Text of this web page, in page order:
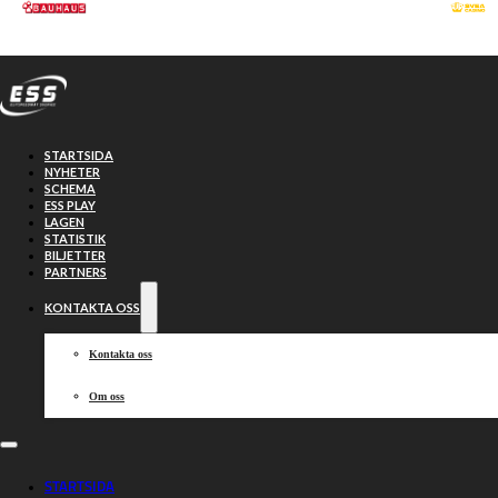
Hoppa till huvudinnehåll
STARTSIDA
NYHETER
SCHEMA
ESS PLAY
LAGEN
STATISTIK
BILJETTER
PARTNERS
KONTAKTA OSS
Kontakta oss
Om oss
STARTSIDA
Lublin och